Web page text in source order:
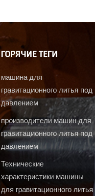
ГОРЯЧИЕ ТЕГИ
машина для
гравитационного литья под
давлением
производители машин для
гравитационного литья под
давлением
Технические
характеристики машины
для гравитационного литья